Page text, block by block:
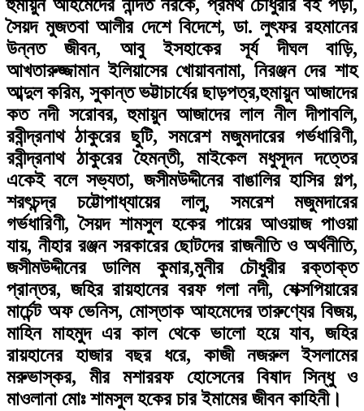
হুমায়ুন আহমেদের নন্দিত নরকে, প্রমথ চৌধুরীর বই পড়া,
সৈয়দ মুজতবা আলীর দেশে বিদেশে, ডা. লুৎফর রহমানের
উন্নত জীবন, আবু ইসহাকের সূর্য দীঘল বাড়ি,
আখতারুজ্জামান ইলিয়াসের খোয়াবনামা, নিরঞ্জন দের শাহ
আব্দুল করিম, সুকান্ত ভট্টাচার্যের ছাড়পত্র,হুমায়ুন আজাদের
কত নদী সরোবর, হুমায়ুন আজাদের লাল নীল দীপাবলি,
রবীন্দ্রনাথ ঠাকুরের ছুটি, সমরেশ মজুমদারের গর্ভধারিণী,
রবীন্দ্রনাথ ঠাকুরের হৈমন্তী, মাইকেল মধুসূদন দত্তের
একেই বলে সভ্যতা, জসীমউদ্দীনের বাঙালির হাসির গল্প,
শরৎচন্দ্র চট্টোপাধ্যায়ের লালু, সমরেশ মজুমদারের
গর্ভধারিণী, সৈয়দ শামসুল হকের পায়ের আওয়াজ পাওয়া
যায়, নীহার রঞ্জন সরকারের ছোটদের রাজনীতি ও অর্থনীতি,
জসীমউদ্দীনের ডালিম কুমার,মুনীর চৌধুরীর রক্তাক্ত
প্রান্তর, জহির রায়হানের বরফ গলা নদী, শেক্সপিয়ারের
মার্চেন্ট অফ ভেনিস, মোস্তাক আহমেদের তারুণ্যের বিজয়,
মাহিন মাহমুদ এর কাল থেকে ভালো হয়ে যাব, জহির
রায়হানের হাজার বছর ধরে, কাজী নজরুল ইসলামের
মরুভাস্কর, মীর মশাররফ হোসেনের বিষাদ সিন্ধু ও
মাওলানা মোঃ শামসুল হকের চার ইমামের জীবন কাহিনী।